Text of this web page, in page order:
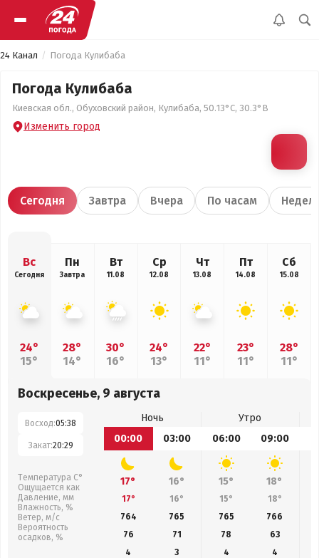
24 Канал Погода Кулибаба
Погода Кулибаба
Киевская обл., Обуховский район, Кулибаба, 50.13°С, 30.3°В
Изменить город
Сегодня Завтра Вчера По часам
Вс
Сегодня
24°
15°
Пн
Завтра
28°
14°
Вт
11.08
30°
16°
Ср
12.08
24°
13°
Чт
13.08
22°
11°
Пт
14.08
23°
11°
Сб
15.08
28°
11°
Воскресенье, 9 августа
Восход:05:38
Закат:20:29
Температура С°
Ощущается как
Давление, мм
Влажность, %
Ветер, м/с
Вероятность
осадков, %
Ночь
Утро
00:00
03:00 06:00 09:00
17° 16° 15° 18°
17° 16° 15° 18°
764
765 765 766
76
71 78 63
4
3 4
4